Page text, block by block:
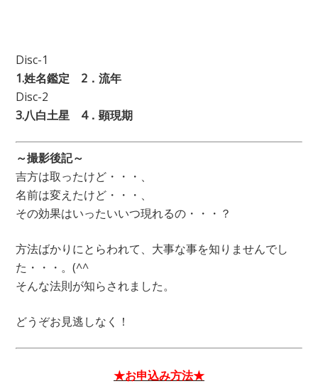
Disc-1
1.姓名鑑定 2．流年
Disc-2
3.八白土星 4．顕現期
～撮影後記～
吉方は取ったけど・・・、
名前は変えたけど・・・、
その効果はいったいいつ現れるの・・・？
方法ばかりにとらわれて、大事な事を知りませんでし
た・・・。(^^ゞ
そんな法則が知らされました。
どうぞお見逃しなく！
★お申込み方法★